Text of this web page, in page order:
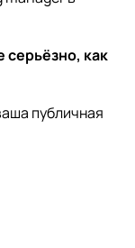
серьёзно, как
публичная